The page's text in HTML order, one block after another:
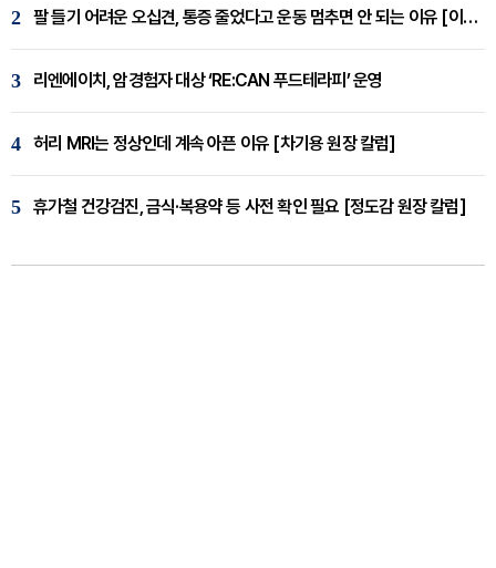
2 팔 들기 어려운 오십견, 통증 줄었다고 운동 멈추면 안 되는 이유 [이병욱 원장 칼럼]
3 리엔에이치, 암경험자 대상 ‘RE:CAN 푸드테라피’ 운영
4 허리 MRI는 정상인데 계속 아픈 이유 [차기용 원장 칼럼]
5 휴가철 건강검진, 금식·복용약 등 사전 확인 필요 [정도감 원장 칼럼]